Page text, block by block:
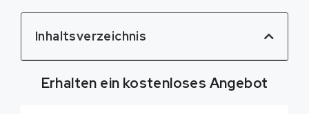
Inhaltsverzeichnis
Erhalten ein kostenloses Angebot